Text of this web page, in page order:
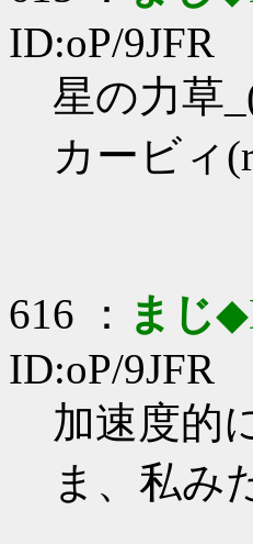
ID:oP/9JFR
星の力草
カービィ
616 ： まじ
ID:oP/9JFR
加速度的
ま、私み